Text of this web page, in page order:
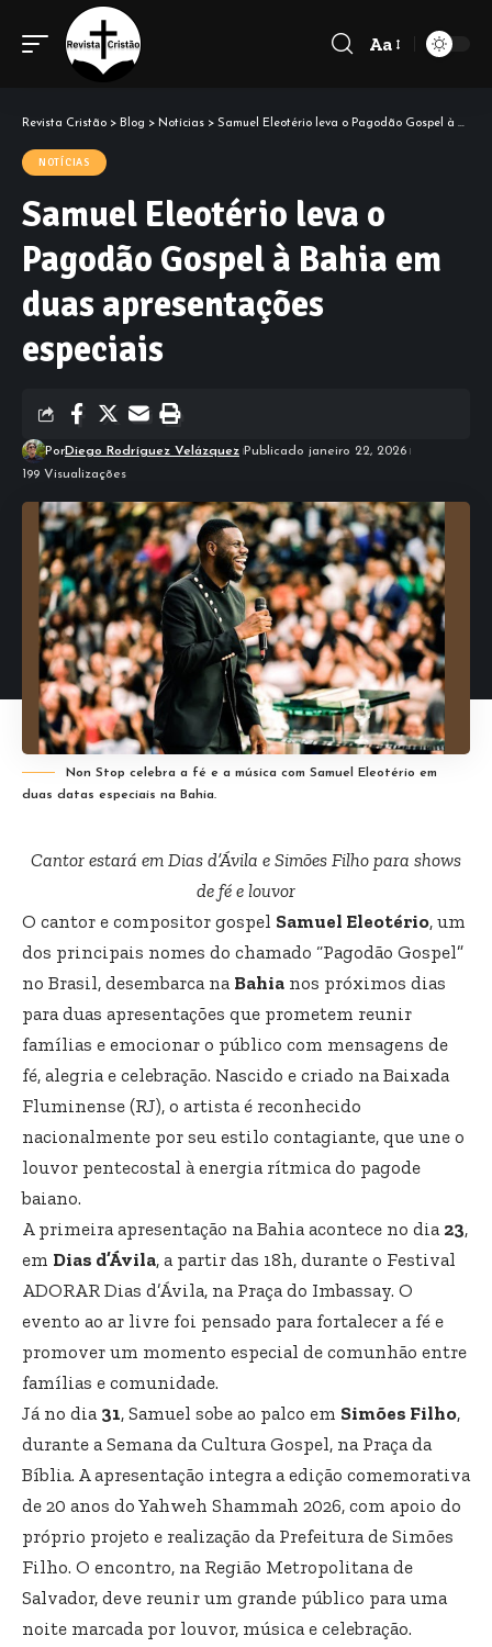
Font
Aa
Revista Cristão > Blog > Notícias > Samuel Eleotério leva o Pagodão Gospel à Bahia em duas apresentações especiais
NOTÍCIAS
Samuel Eleotério leva o
Pagodão Gospel à Bahia em
duas apresentações
especiais
PorDiego Rodríguez Velázquez Publicado janeiro 22, 2026
199 Visualizações
Non Stop celebra a fé e a música com Samuel Eleotério em
duas datas especiais na Bahia.
Cantor estará em Dias d’Ávila e Simões Filho para shows
de fé e louvor
O cantor e compositor gospel Samuel Eleotério, um
dos principais nomes do chamado “Pagodão Gospel”
no Brasil, desembarca na Bahia nos próximos dias
para duas apresentações que prometem reunir
famílias e emocionar o público com mensagens de
fé, alegria e celebração. Nascido e criado na Baixada
Fluminense (RJ), o artista é reconhecido
nacionalmente por seu estilo contagiante, que une o
louvor pentecostal à energia rítmica do pagode
baiano.
A primeira apresentação na Bahia acontece no dia 23,
em Dias d’Ávila, a partir das 18h, durante o Festival
ADORAR Dias d’Ávila, na Praça do Imbassay. O
evento ao ar livre foi pensado para fortalecer a fé e
promover um momento especial de comunhão entre
famílias e comunidade.
Já no dia 31, Samuel sobe ao palco em Simões Filho,
durante a Semana da Cultura Gospel, na Praça da
Bíblia. A apresentação integra a edição comemorativa
de 20 anos do Yahweh Shammah 2026, com apoio do
próprio projeto e realização da Prefeitura de Simões
Filho. O encontro, na Região Metropolitana de
Salvador, deve reunir um grande público para uma
noite marcada por louvor, música e celebração.